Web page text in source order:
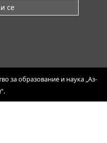
се
за образование и наука „Аз-